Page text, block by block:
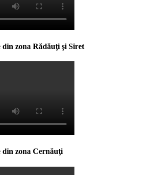
zona Rădăuţi şi Siret
zona Cernăuţi